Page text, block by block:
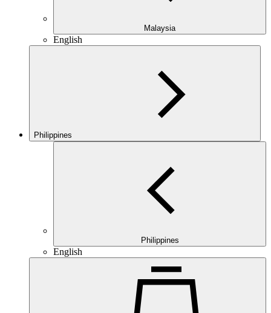
Malaysia
English
Philippines
Philippines
English